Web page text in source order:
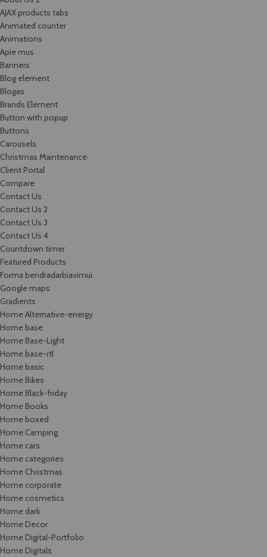
AJAX products tabs
Animated counter
Animations
Apie mus
Banners
Blog element
Blogas
Brands Element
Button with popup
Buttons
Carousels
Christmas Maintenance
Client Portal
Compare
Contact Us
Contact Us 2
Contact Us 3
Contact Us 4
Countdown timer
Featured Products
Forma bendradarbiavimui
Google maps
Gradients
Home Alternative-energy
Home base
Home Base-Light
Home base-rtl
Home basic
Home Bikes
Home Black-friday
Home Books
Home boxed
Home Camping
Home cars
Home categories
Home Christmas
Home corporate
Home cosmetics
Home dark
Home Decor
Home Digital-Portfolio
Home Digitals